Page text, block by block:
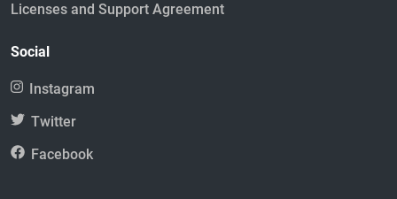
Licenses and Support Agreement
Social
Instagram
Twitter
Facebook